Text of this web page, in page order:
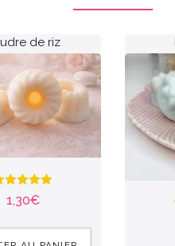
de riz
1,30€
Note5.00
sur 5